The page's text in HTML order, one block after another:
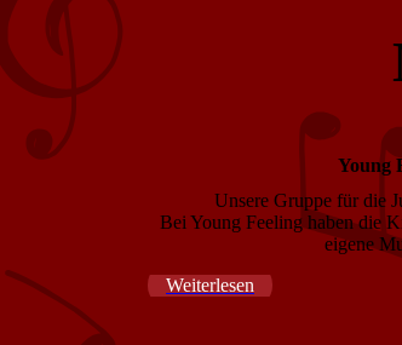
Young
Unsere Gruppe für die
Bei Young Feeling haben die
eigene
Weiterlesen